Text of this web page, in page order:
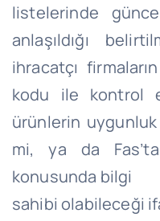
listelerinde
anlaşıldığı
ihracatçı
kodu ile kontrol
ürünlerin
mi, ya da
konusunda bilgi
sahibi olabileceği